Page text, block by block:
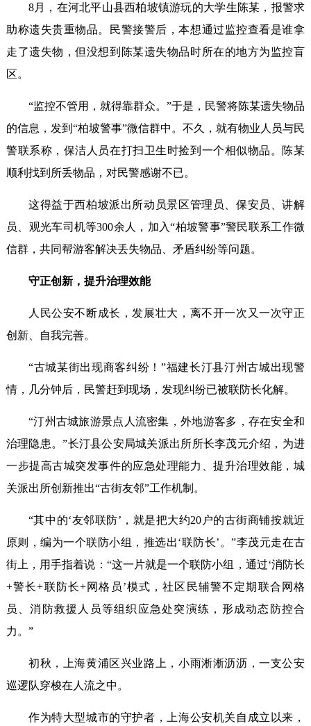
8月，在河北平山县西柏坡镇游玩的大学生陈某，报警求
助称遗失贵重物品。民警接警后，本想通过监控查看是谁拿
走了遗失物，但没想到陈某遗失物品时所在的地方为监控盲
区。
“监控不管用，就得靠群众。”于是，民警将陈某遗失物品
的信息，发到“柏坡警事”微信群中。不久，就有物业人员与民
警联系称，保洁人员在打扫卫生时捡到一个相似物品。陈某
顺利找到所丢物品，对民警感谢不已。
这得益于西柏坡派出所动员景区管理员、保安员、讲解
员、观光车司机等300余人，加入“柏坡警事”警民联系工作微
信群，共同帮游客解决丢失物品、矛盾纠纷等问题。
守正创新，提升治理效能
人民公安不断成长，发展壮大，离不开一次又一次守正
创新、自我完善。
“古城某街出现商客纠纷！”福建长汀县汀州古城出现警
情，几分钟后，民警赶到现场，发现纠纷已被联防长化解。
“汀州古城旅游景点人流密集，外地游客多，存在安全和
治理隐患。”长汀县公安局城关派出所所长李茂元介绍，为进
一步提高古城突发事件的应急处理能力、提升治理效能，城
关派出所创新推出“古街友邻”工作机制。
“其中的‘友邻联防’，就是把大约20户的古街商铺按就近
原则，编为一个联防小组，推选出‘联防长’。”李茂元走在古
街上，用手指着说：“这一片就是一个联防小组，通过‘消防长
+警长+联防长+网格员’模式，社区民辅警不定期联合网格
员、消防救援人员等组织应急处突演练，形成动态防控合
力。”
初秋，上海黄浦区兴业路上，小雨淅淅沥沥，一支公安
巡逻队穿梭在人流之中。
作为特大型城市的守护者，上海公安机关自成立以来，